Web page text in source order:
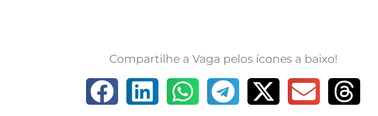
Compartilhe a Vaga pelos ícones a baixo!